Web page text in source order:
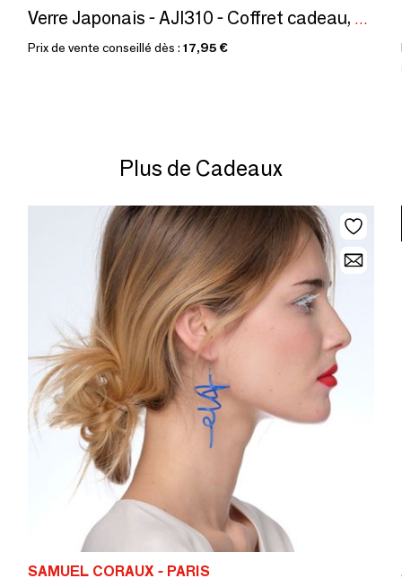
Verre Japonais - AJI310 - Coffret cadeau, dessous de verre et glaçons
Prix de vente conseillé dès : 17,95 €
Plus de Cadeaux
SAMUEL CORAUX - PARIS